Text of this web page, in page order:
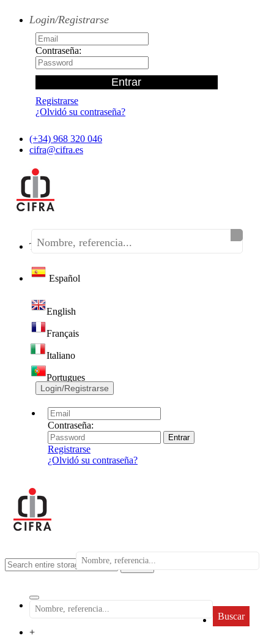
Login/Registrarse
Contraseña:
Registrarse
¿Olvidó su contraseña?
(+34) 968 320 046
cifra@cifra.es
Teléfono:(+34) 968 320 046
Español
English
Français
Italiano
Portugues
Login/Registrarse
Contraseña:
Registrarse
¿Olvidó su contraseña?
search
Buscar
+